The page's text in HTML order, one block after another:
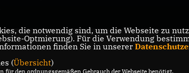
die notwendig sind, um die Webseite zu
Optmierung). Für die Verwendung
finden Sie in unserer
(Übersicht)
für den ordnungsgemäßen Gebrauch der Webseite benötigt.